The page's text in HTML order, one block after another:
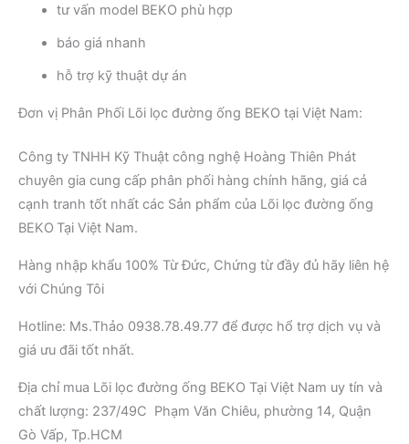
tư vấn model BEKO phù hợp
báo giá nhanh
hỗ trợ kỹ thuật dự án
Đơn vị Phân Phối Lõi lọc đường ống BEKO tại Việt Nam:
Công ty TNHH Kỹ Thuật công nghệ Hoàng Thiên Phát
chuyên gia cung cấp phân phối hàng chính hãng, giá cả
cạnh tranh tốt nhất các Sản phẩm của Lõi lọc đường ống
BEKO Tại Việt Nam.
Hàng nhập khẩu 100% Từ Đức, Chứng từ đầy đủ hãy liên hệ
với Chúng Tôi
Hotline: Ms.Thảo 0938.78.49.77 để được hổ trợ dịch vụ và
giá ưu đãi tốt nhất.
Địa chỉ mua Lõi lọc đường ống BEKO Tại Việt Nam uy tín và
chất lượng: 237/49C Phạm Văn Chiêu, phường 14, Quận
Gò Vấp, Tp.HCM